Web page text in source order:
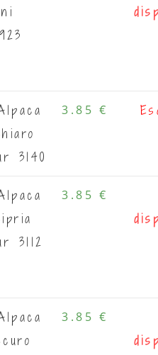
3140
3.85 €
3112
3.85 €
3.85 €